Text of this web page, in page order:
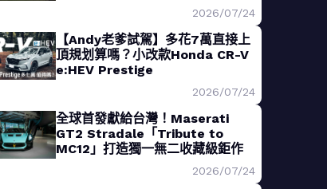
2026/07/24
【Andy老爹試駕】多花7萬直接上
頂規划算嗎？小改款Honda CR-V
e:HEV Prestige
2026/07/24
全球首發獻給台灣！Maserati
GT2 Stradale「Tribute to
MC12」打造獨一無二收藏級鉅作
2026/07/24